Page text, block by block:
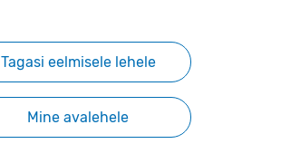
Tagasi eelmisele lehele
Mine avalehele